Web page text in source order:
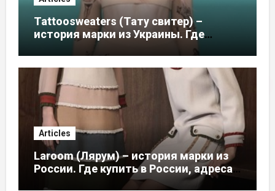
Tattoosweaters (Тату свитер) –
история марки из Украины. Где
купить в России, адреса магазинов
Articles
Laroom (Лярум) – история марки из
России. Где купить в России, адреса